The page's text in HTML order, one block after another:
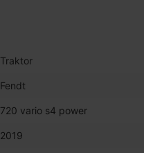
Traktor
Fendt
720 vario s4 power
2019